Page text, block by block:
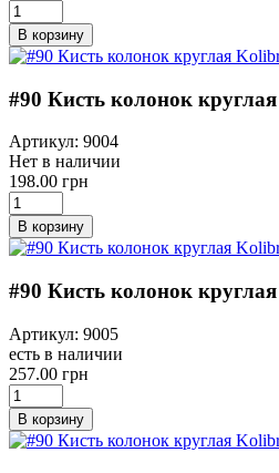
В корзину
#90 Кисть колонок
Артикул: 9004
Нет в наличии
198.00 грн
В корзину
#90 Кисть колонок
Артикул: 9005
есть в наличии
257.00 грн
В корзину